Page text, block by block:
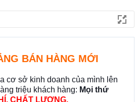
BÁN HÀNG MỚI
cơ sở kinh doanh của mình lên
triệu khách hàng: Mọi thứ
CHẤT LƯỢNG.